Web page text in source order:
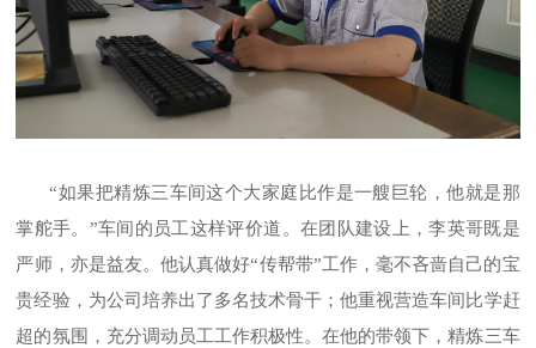
“如果把精炼三车间这个大家庭比作是一艘巨轮，他就是那
掌舵手。”车间的员工这样评价道。在团队建设上，李英哥既是
严师，亦是益友。他认真做好“传帮带”工作，毫不吝啬自己的宝
贵经验，为公司培养出了多名技术骨干；他重视营造车间比学赶
超的氛围，充分调动员工工作积极性。在他的带领下，精炼三车